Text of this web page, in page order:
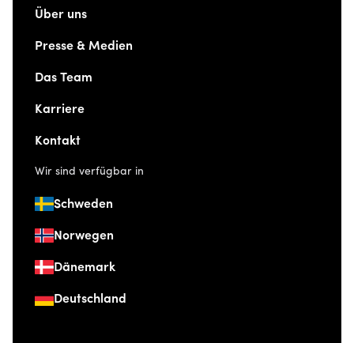
Über uns
Presse & Medien
Das Team
Karriere
Kontakt
Wir sind verfügbar in
Schweden
Norwegen
Dänemark
Deutschland